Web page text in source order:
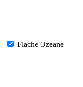
Flache Ozeane